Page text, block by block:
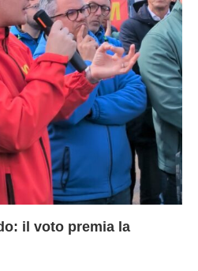
il voto premia la